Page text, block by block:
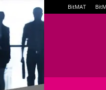
BitMAT